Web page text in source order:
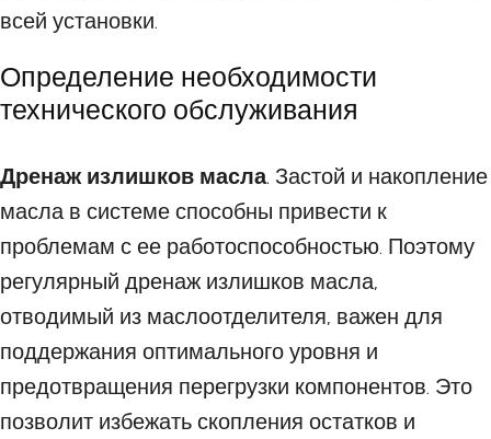
всей установки.
Определение необходимости
технического обслуживания
Дренаж излишков масла. Застой и накопление
масла в системе способны привести к
проблемам с ее работоспособностью. Поэтому
регулярный дренаж излишков масла,
отводимый из маслоотделителя, важен для
поддержания оптимального уровня и
предотвращения перегрузки компонентов. Это
позволит избежать скопления остатков и